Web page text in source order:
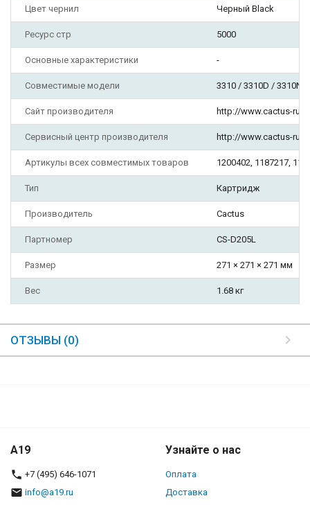
Цвет чернил Черный Black
Ресурс стр 5000
Основные характеристики -
Совместимые модели 3310 / 3310D /
Сайт производителя http://www.cactus-
Сервисный центр производителя http://www.cactus-
Артикулы всех совместимых товаров 1200402, 1187217,
Тип Картридж
Производитель Cactus
Партномер CS-D205L
Размер 271 × 271 × 271 мм
Вес 1.68 кг
ОТЗЫВЫ (0)
A19
+7 (495) 646-1071
info@a19.ru
Узнайте о нас
Оплата
Доставка